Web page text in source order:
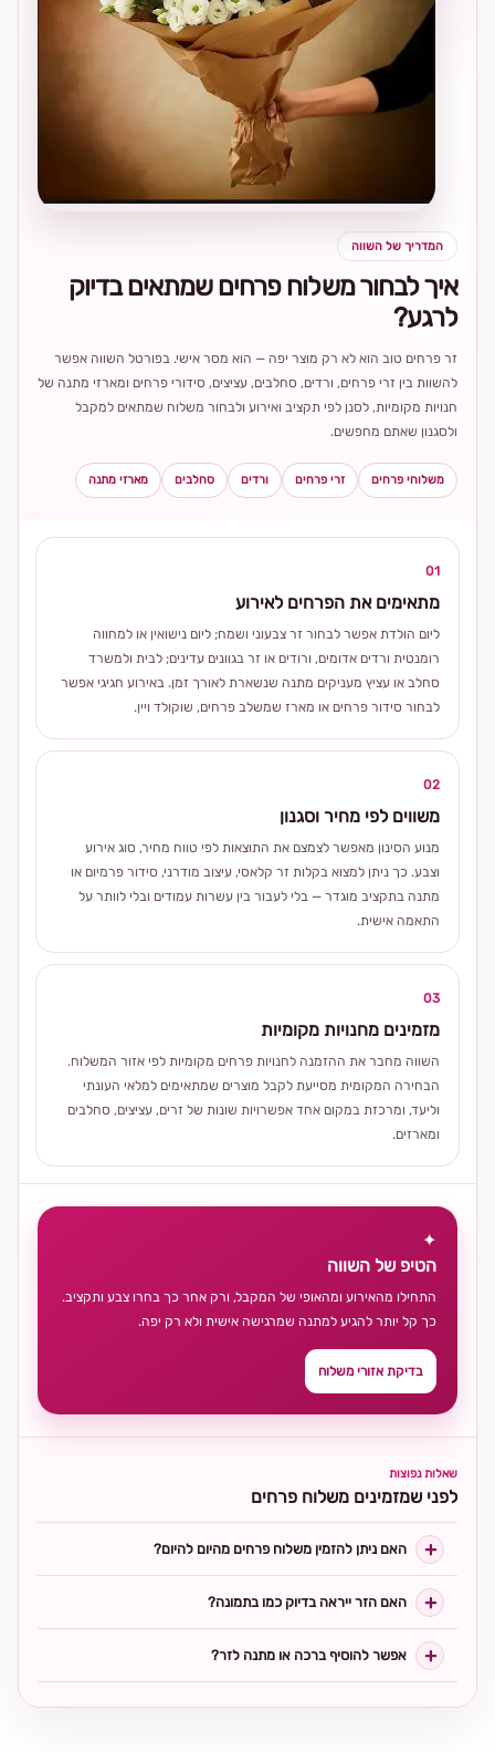
המדריך של השווה
איך לבחור משלוח פרחים שמתאים בדיוק
לרגע?
זר פרחים טוב הוא לא רק מוצר יפה — הוא מסר אישי. בפורטל השווה אפשר
להשוות בין זרי פרחים, ורדים, סחלבים, עציצים, סידורי פרחים ומארזי מתנה של
חנויות מקומיות, לסנן לפי תקציב ואירוע ולבחור משלוח שמתאים למקבל
ולסגנון שאתם מחפשים.
משלוחי פרחים זרי פרחים ורדים סחלבים מארזי מתנה
01
מתאימים את הפרחים לאירוע
ליום הולדת אפשר לבחור זר צבעוני ושמח; ליום נישואין או למחווה
רומנטית ורדים אדומים, ורודים או זר בגוונים עדינים; לבית ולמשרד
סחלב או עציץ מעניקים מתנה שנשארת לאורך זמן. באירוע חגיגי אפשר
לבחור סידור פרחים או מארז שמשלב פרחים, שוקולד ויין.
02
משווים לפי מחיר וסגנון
מנוע הסינון מאפשר לצמצם את התוצאות לפי טווח מחיר, סוג אירוע
וצבע. כך ניתן למצוא בקלות זר קלאסי, עיצוב מודרני, סידור פרמיום או
מתנה בתקציב מוגדר — בלי לעבור בין עשרות עמודים ובלי לוותר על
התאמה אישית.
03
מזמינים מחנויות מקומיות
השווה מחבר את ההזמנה לחנויות פרחים מקומיות לפי אזור המשלוח.
הבחירה המקומית מסייעת לקבל מוצרים שמתאימים למלאי העונתי
וליעד, ומרכזת במקום אחד אפשרויות שונות של זרים, עציצים, סחלבים
ומארזים.
✦
הטיפ של השווה
התחילו מהאירוע ומהאופי של המקבל, ורק אחר כך בחרו צבע ותקציב.
כך קל יותר להגיע למתנה שמרגישה אישית ולא רק יפה.
בדיקת אזורי משלוח
שאלות נפוצות
לפני שמזמינים משלוח פרחים
האם ניתן להזמין משלוח פרחים מהיום להיום?
האם הזר ייראה בדיוק כמו בתמונה?
אפשר להוסיף ברכה או מתנה לזר?